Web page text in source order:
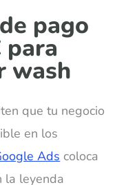
pago
para
wash
que tu negocio
en los
Ads coloca
la leyenda